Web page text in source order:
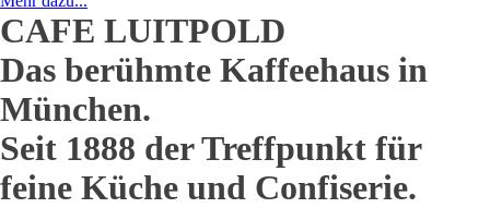
CAFE LUITPOLD
Das berühmte Kaffeehaus in
München.
Seit 1888 der Treffpunkt für
feine Küche und Confiserie.